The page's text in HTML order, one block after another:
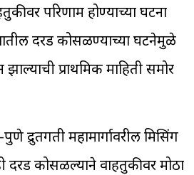
परिणाम होण्याच्या घटना
दरड कोसळण्याच्या घटनेमुळे
प्राथमिक माहिती समोर
द्रुतगती महामार्गावरील मिसिंग
दरड कोसळल्याने वाहतुकीवर मोठा